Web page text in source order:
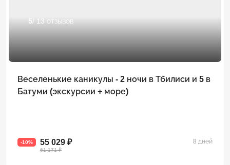
5/ 13 отзывов
Веселенькие каникулы - 2 ночи в Тбилиси и 5 в
Батуми (экскурсии + море)
-10% 55 029 ₽
61 171 ₽
8 дней